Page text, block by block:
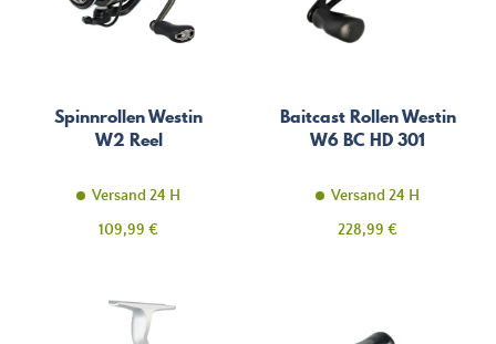
Spinnrollen Westin
W2 Reel
Versand 24 H
Preis
109,99 €
Baitcast Rollen Westin
W6 BC HD 301
Versand 24 H
Preis
228,99 €